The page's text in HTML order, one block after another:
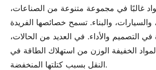
غالبًا في مجموعة متنوعة من الصناعات،
والسيارات، والبناء. تسمح خصائصها الفريدة
في التصميم والأداء. في العديد من الحالات،
الخفيفة الوزن من استهلاك الطاقة في
النقل بسبب كتلتها المنخفضة.